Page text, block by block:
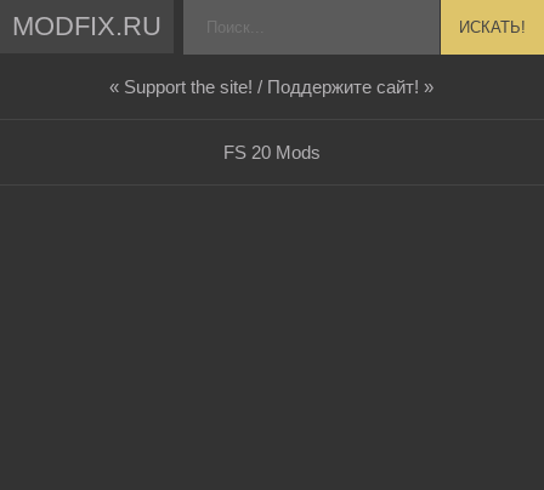
MODFIX.RU ИСКАТЬ!
« Support the site! / Поддержите сайт! »
FS 20 Mods